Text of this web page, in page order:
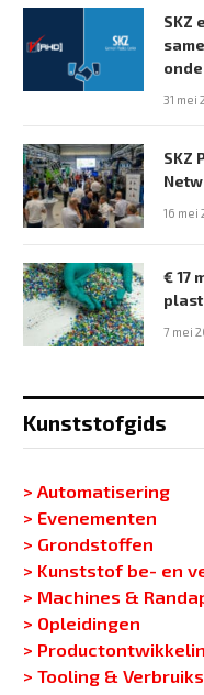
SKZ
31 mei
SKZ
16 mei
€ 17
7 mei
Kunststofgids
> Automatisering
> Evenementen
> Grondstoffen
> Kunststof be- en
> Machines &
> Opleidingen
>
> Tooling &